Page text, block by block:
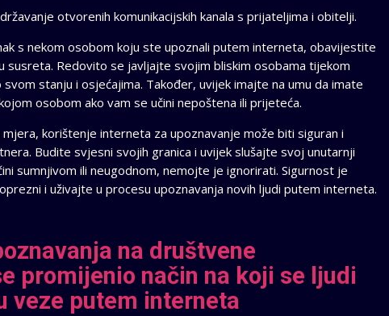
otvorenih komunikacijskih kanala s prijateljima i obitelji.
s nekom osobom koju ste upoznali putem interneta, obavijestite
susreta. Redovito se javljajte svojim bliskim osobama tijekom
stanju i osjećajima. Također, uvijek imajte na umu da imate
osobom ako vam se učini nepoštena ili prijeteća.
korištenje interneta za upoznavanje može biti siguran i
Budite svjesni svojih granica i uvijek slušajte svoj unutarnji
sumnjivom ili neugodnom, nemojte je ignorirati. Sigurnost je
i uživajte u procesu upoznavanja novih ljudi putem interneta.
na društvene
promijenio način na koji se ljudi
veze putem interneta